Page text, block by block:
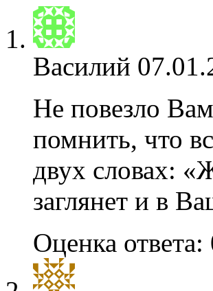
Василий
Не повезло
помнить, что
двух словах:
заглянет и в
Оценка ответа: